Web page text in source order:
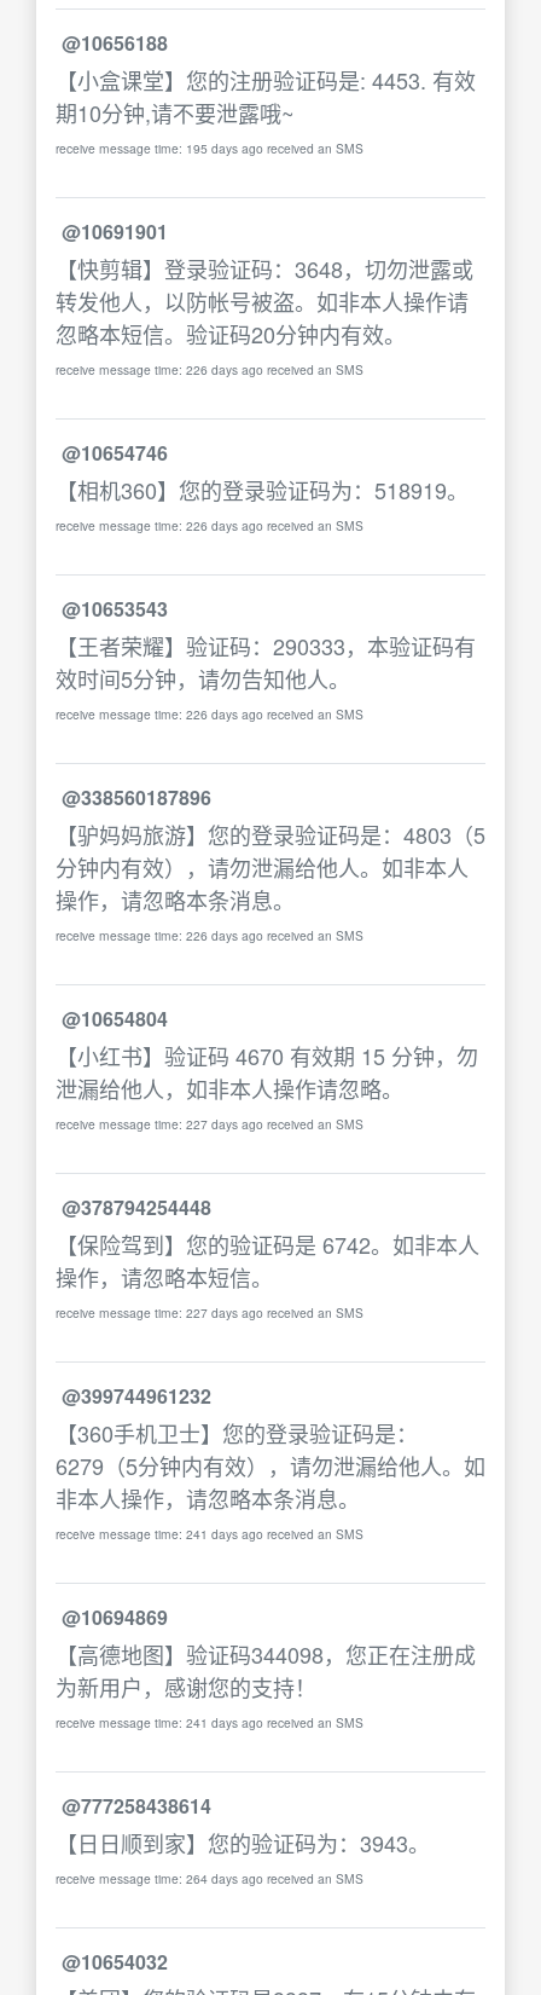
@10656188
【小盒课堂】您的注册验证码是: 4453. 有效
期10分钟,请不要泄露哦~
receive message time: 195 days ago received an SMS
@10691901
【快剪辑】登录验证码：3648，切勿泄露或
转发他人，以防帐号被盗。如非本人操作请
忽略本短信。验证码20分钟内有效。
receive message time: 226 days ago received an SMS
@10654746
【相机360】您的登录验证码为：518919。
receive message time: 226 days ago received an SMS
@10653543
【王者荣耀】验证码：290333，本验证码有
效时间5分钟，请勿告知他人。
receive message time: 226 days ago received an SMS
@338560187896
【驴妈妈旅游】您的登录验证码是：4803（5
分钟内有效），请勿泄漏给他人。如非本人
操作，请忽略本条消息。
receive message time: 226 days ago received an SMS
@10654804
【小红书】验证码 4670 有效期 15 分钟，勿
泄漏给他人，如非本人操作请忽略。
receive message time: 227 days ago received an SMS
@378794254448
【保险驾到】您的验证码是 6742。如非本人
操作，请忽略本短信。
receive message time: 227 days ago received an SMS
@399744961232
【360手机卫士】您的登录验证码是：
6279（5分钟内有效），请勿泄漏给他人。如
非本人操作，请忽略本条消息。
receive message time: 241 days ago received an SMS
@10694869
【高德地图】验证码344098，您正在注册成
为新用户，感谢您的支持！
receive message time: 241 days ago received an SMS
@777258438614
【日日顺到家】您的验证码为：3943。
receive message time: 264 days ago received an SMS
@10654032